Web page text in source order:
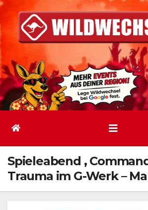
Inhalt
springen
Spieleabend ‚
Trauma im G-Werk –